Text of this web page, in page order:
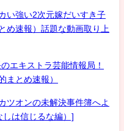
い強い2次元嫁だいすき子
め速報）話題な動画取り上
エキストラ芸能情報局！
まとめ速報）
ツオンの未解決事件簿へよ
しは信じるな編）]